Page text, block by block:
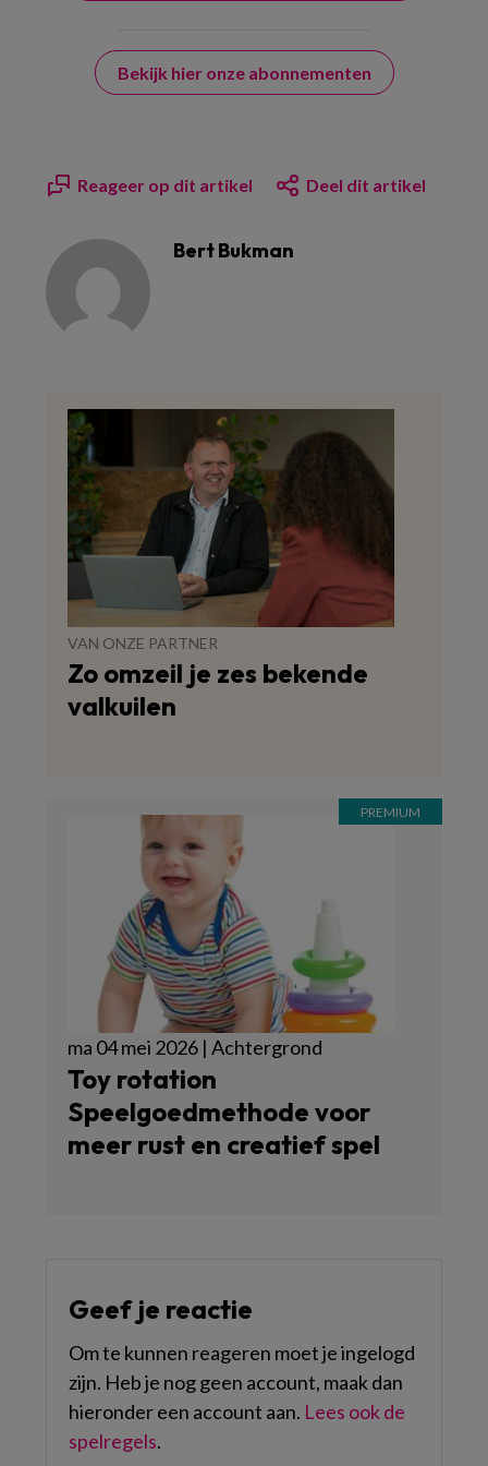
Bekijk hier onze abonnementen
Reageer op dit artikel Deel dit artikel
Bert Bukman
VAN ONZE PARTNER
Zo omzeil je zes bekende
valkuilen
ma 04 mei 2026 | Achtergrond
Toy rotation
Speelgoedmethode voor
meer rust en creatief spel
Geef je reactie
Om te kunnen reageren moet je ingelogd
zijn. Heb je nog geen account, maak dan
hieronder een account aan. Lees ook de
spelregels.